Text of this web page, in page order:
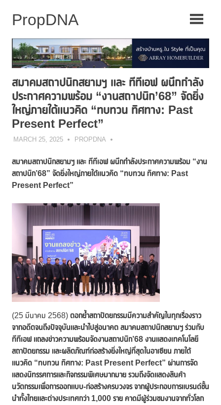
สมาคมสถาปนิกสยามฯ และ ทีทีเอฟ ผนึกกำลัง
ประกาศความพร้อม “งานสถาปนิก’68” จัดยิ่ง
ใหญ่ภายใต้แนวคิด “ทบทวน ทิศทาง: Past
Present Perfect”
MARCH 25, 2025 PROPDNA
สมาคมสถาปนิกสยามฯ และ ทีทีเอฟ ผนึกกำลังประกาศความพร้อม “งาน
สถาปนิก’68” จัดยิ่งใหญ่ภายใต้แนวคิด “ทบทวน ทิศทาง: Past
Present Perfect”
(25 มีนาคม 2568) ตอกย้ำสถาปัตยกรรมมีความสำคัญในทุกเรื่องราว
จากอดีตจนถึงปัจจุบันและนำไปสู่อนาคต สมาคมสถาปนิกสยามฯ ร่วมกับ
ทีทีเอฟ แถลงข่าวความพร้อมจัดงานสถาปนิก’68 งานแสดงเทคโนโลยี
สถาปัตยกรรม และผลิตภัณฑ์ก่อสร้างยิ่งใหญ่ที่สุดในอาเซียน ภายใต้
แนวคิด “ทบทวน ทิศทาง: Past Present Perfect” ผ่านการจัด
แสดงนิทรรศการและกิจกรรมพิเศษมากมาย รวมถึงจัดแสดงสินค้า
นวัตกรรมเพื่อการออกแบบ-ก่อสร้างครบวงจร จากผู้ประกอบการแบรนด์ชั้น
นำทั้งไทยและต่างประเทศกว่า 1,000 ราย คาดมีผู้ร่วมชมงานจากทั่วโลก